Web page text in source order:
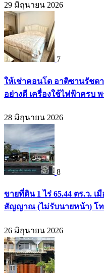
29 มิถุนายน 2026
7
ให้เช่าคอนโด อาติซานรัชดา
อย่างดี เครื่องใช้ไฟฟ้าครบ พ
28 มิถุนายน 2026
8
ขายที่ดิน 1 ไร่ 65.44 ตร.ว. เ
สัญญาณ (ไม่รับนายหน้า) โทร
26 มิถุนายน 2026